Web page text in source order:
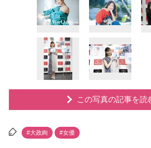
この写真の記事を読
#大政絢 #女優